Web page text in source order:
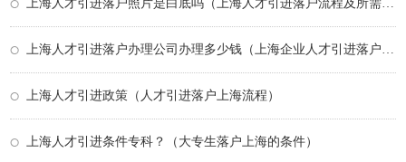
上海人才引进政策（人才引进落户上海流程）
上海人才引进条件专科？（大专生落户上海的条件）